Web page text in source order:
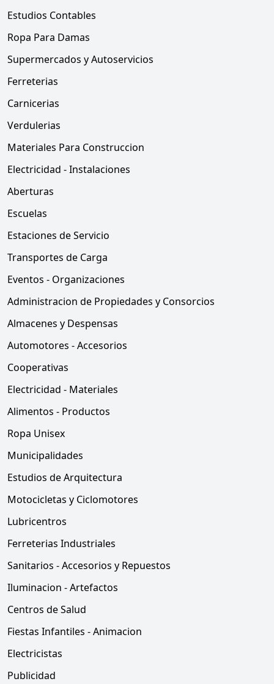
Estudios Contables
Ropa Para Damas
Supermercados y Autoservicios
Ferreterias
Carnicerias
Verdulerias
Materiales Para Construccion
Electricidad - Instalaciones
Aberturas
Escuelas
Estaciones de Servicio
Transportes de Carga
Eventos - Organizaciones
Administracion de Propiedades y Consorcios
Almacenes y Despensas
Automotores - Accesorios
Cooperativas
Electricidad - Materiales
Alimentos - Productos
Ropa Unisex
Municipalidades
Estudios de Arquitectura
Motocicletas y Ciclomotores
Lubricentros
Ferreterias Industriales
Sanitarios - Accesorios y Repuestos
Iluminacion - Artefactos
Centros de Salud
Fiestas Infantiles - Animacion
Electricistas
Publicidad